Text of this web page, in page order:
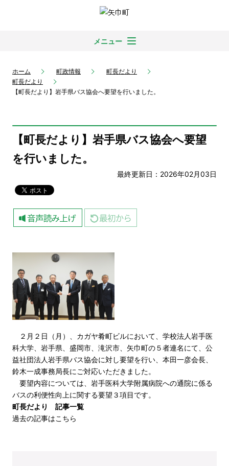
メニュー
ホーム 町政情報
町長だより
町長だより
【町長だより】岩手県バス協会へ要望を行いました。
【町長だより】岩手県バス協会へ要望
を行いました。
最終更新日：2026年02月03日
２月２日（月）、カガヤ肴町ビルにおいて、学校法人岩手医
科大学、岩手県、盛岡市、滝沢市、矢巾町の５者連名にて、公
益社団法人岩手県バス協会に対し要望を行い、本田一彦会長、
鈴木一成事務局長にご対応いただきました。
要望内容については、岩手医科大学附属病院への通院に係る
バスの利便性向上に関する要望３項目です。
町長だより 記事一覧
過去の記事はこちら